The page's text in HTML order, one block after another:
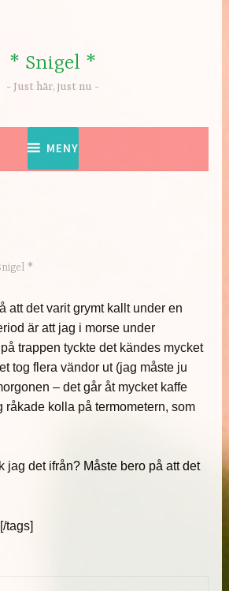
* Snigel *
Just här, just nu
MENY
*
att det varit grymt kallt under en
är att jag i morse under
trappen tyckte det kändes mycket
tog flera vändor ut (jag måste ju
– det går åt mycket kaffe
råkade kolla på termometern, som
jag det ifrån? Måste bero på att det
tags]